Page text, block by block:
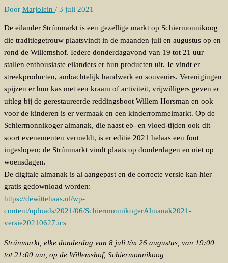
Door Marjolein / 3 juli 2021
De eilander Strúnmarkt is een gezellige markt op Schiermonnikoog
die traditiegetrouw plaatsvindt in de maanden juli en augustus op en
rond de Willemshof. Iedere donderdagavond van 19 tot 21 uur
stallen enthousiaste eilanders er hun producten uit. Je vindt er
streekproducten, ambachtelijk handwerk en souvenirs. Verenigingen
spijzen er hun kas met een kraam of activiteit, vrijwilligers geven er
uitleg bij de gerestaureerde reddingsboot Willem Horsman en ook
voor de kinderen is er vermaak en een kinderrommelmarkt. Op de
Schiermonnikoger almanak, die naast eb- en vloed-tijden ook dit
soort evenementen vermeldt, is er editie 2021 helaas een fout
ingeslopen; de Strúnmarkt vindt plaats op donderdagen en niet op
woensdagen.
De digitale almanak is al aangepast en de correcte versie kan hier
gratis gedownload worden:
https://dewittehaas.nl/wp-
content/uploads/2021/06/SchiermonnikogerAlmanak2021-
versie20210627.ics
Strúnmarkt, elke donderdag van 8 juli t/m 26 augustus, van 19:00
tot 21:00 uur, op de Willemshof, Schiermonnikoog